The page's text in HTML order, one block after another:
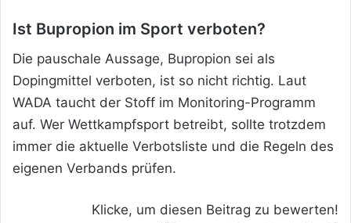
Ist Bupropion im Sport verboten?
Die pauschale Aussage, Bupropion sei als
Dopingmittel verboten, ist so nicht richtig. Laut
WADA taucht der Stoff im Monitoring-Programm
auf. Wer Wettkampfsport betreibt, sollte trotzdem
immer die aktuelle Verbotsliste und die Regeln des
eigenen Verbands prüfen.
Klicke, um diesen Beitrag zu bewerten!